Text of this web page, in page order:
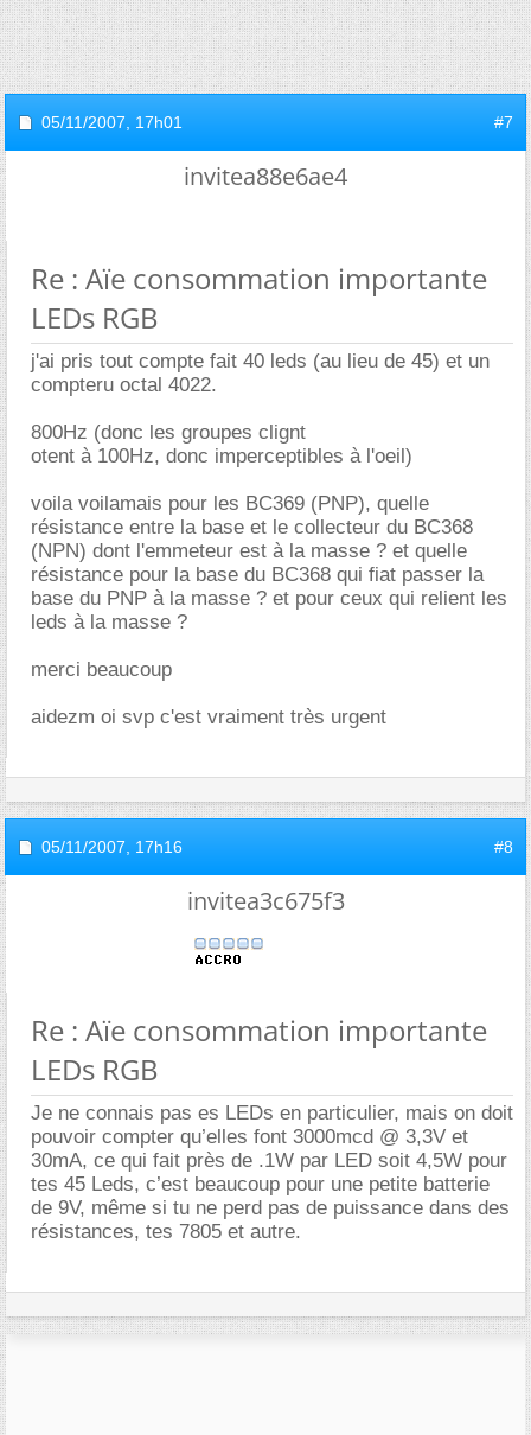
05/11/2007, 17h01 #7
invitea88e6ae4
Re : Aïe consommation importante
LEDs RGB
j'ai pris tout compte fait 40 leds (au lieu de 45) et un
compteru octal 4022.
800Hz (donc les groupes clignt
otent à 100Hz, donc imperceptibles à l'oeil)
voila voilamais pour les BC369 (PNP), quelle
résistance entre la base et le collecteur du BC368
(NPN) dont l'emmeteur est à la masse ? et quelle
résistance pour la base du BC368 qui fiat passer la
base du PNP à la masse ? et pour ceux qui relient les
leds à la masse ?
merci beaucoup
aidezm oi svp c'est vraiment très urgent
05/11/2007, 17h16 #8
invitea3c675f3
Re : Aïe consommation importante
LEDs RGB
Je ne connais pas es LEDs en particulier, mais on doit
pouvoir compter qu’elles font 3000mcd @ 3,3V et
30mA, ce qui fait près de .1W par LED soit 4,5W pour
tes 45 Leds, c’est beaucoup pour une petite batterie
de 9V, même si tu ne perd pas de puissance dans des
résistances, tes 7805 et autre.